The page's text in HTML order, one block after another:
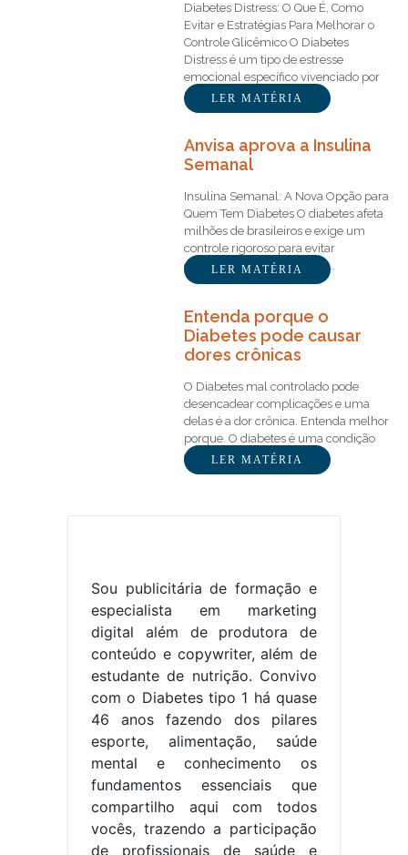
Diabetes Distress: O Que É, Como
Evitar e Estratégias Para Melhorar o
Controle Glicêmico O Diabetes
Distress é um tipo de estresse
emocional específico vivenciado por
pessoas…LER MATÉRIA
Anvisa aprova a Insulina
Semanal
Insulina Semanal: A Nova Opção para
Quem Tem Diabetes O diabetes afeta
milhões de brasileiros e exige um
controle rigoroso para evitar
complicações graves. Para…
LER MATÉRIA
Entenda porque o
Diabetes pode causar
dores crônicas
O Diabetes mal controlado pode
desencadear complicações e uma
delas é a dor crônica. Entenda melhor
porque. O diabetes é uma condição
crônica que afeta…
LER MATÉRIA
Sou publicitária de formação e
especialista em marketing
digital além de produtora de
conteúdo e copywriter, além de
estudante de nutrição. Convivo
com o Diabetes tipo 1 há quase
46 anos fazendo dos pilares
esporte, alimentação, saúde
mental e conhecimento os
fundamentos essenciais que
compartilho aqui com todos
vocês, trazendo a participação
de profissionais de saúde e